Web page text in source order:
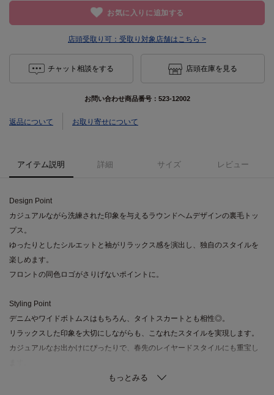
お気に入りに追加する
店頭受取り可： 受取り対象店舗はこちら >
チャット相談をする 店頭在庫を見る
お問い合わせ商品番号： 523-12002
返品について お取り寄せについて
アイテム説明 詳細 サイズ レビュー
Design Point
カジュアルながら洗練された印象を与えるラウンドヘムデザインの裏毛トッ
プス。
ゆったりとしたシルエットと袖がリラックス感を演出し、独自のスタイルを
楽しめます。
フロントの同色ロゴがさりげないポイントに。
Styling Point
デニムやワイドボトムスはもちろん、タイトスカートとも相性◎。
リラックスした印象を大切にしながらも、こなれたスタイルを実現します。
カジュアルなお出かけにぴったりで、春先のレイヤードスタイルにも重宝し